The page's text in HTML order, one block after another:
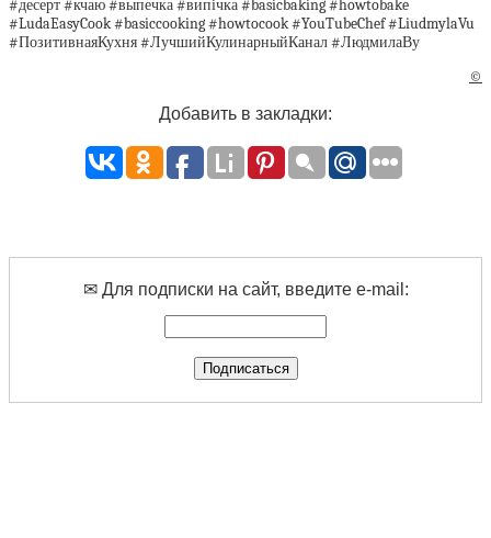
#десерт #кчаю #выпечка #випічка #basicbaking #howtobake
#LudaEasyCook #basiccooking #howtocook #YouTubeChef #LiudmylaVu
#ПозитивнаяКухня #ЛучшийКулинарныйКанал #ЛюдмилаВу
©
Добавить в закладки:
✉ Для подписки на сайт, введите e-mail: